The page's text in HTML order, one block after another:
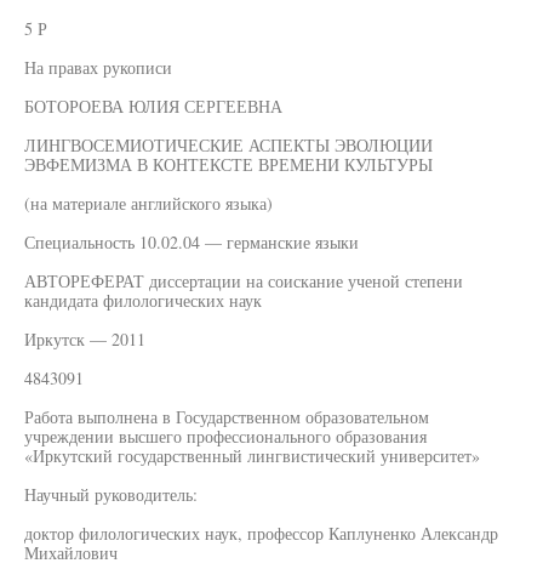
5 Р
На правах рукописи
БОТОРОЕВА ЮЛИЯ СЕРГЕЕВНА
ЛИНГВОСЕМИОТИЧЕСКИЕ АСПЕКТЫ ЭВОЛЮЦИИ
ЭВФЕМИЗМА В КОНТЕКСТЕ ВРЕМЕНИ КУЛЬТУРЫ
(на материале английского языка)
Специальность 10.02.04 — германские языки
АВТОРЕФЕРАТ диссертации на соискание ученой степени
кандидата филологических наук
Иркутск — 2011
4843091
Работа выполнена в Государственном образовательном
учреждении высшего профессионального образования
«Иркутский государственный лингвистический университет»
Научный руководитель:
доктор филологических наук, профессор Каплуненко Александр
Михайлович